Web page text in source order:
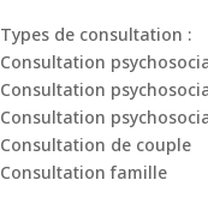
Types de consultation :
Consultation
Consultation
Consultation
Consultation de couple
Consultation famille